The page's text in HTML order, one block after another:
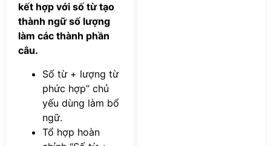
kết hợp với số từ tạo
thành ngữ số lượng
làm các thành phần
câu.
Số từ + lượng từ
phức hợp” chủ
yếu dùng làm bổ
ngữ.
Tổ hợp hoàn